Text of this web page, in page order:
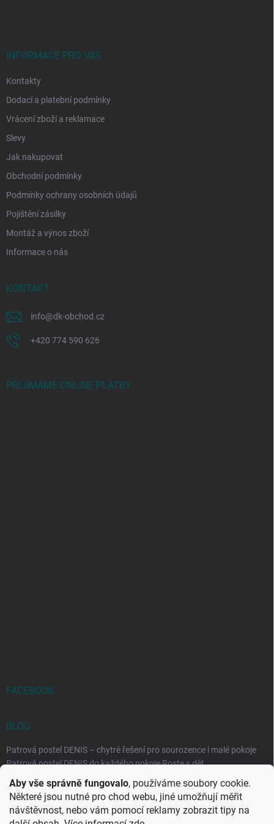
Aby vše správně fungovalo, používáme soubory cookie.
Některé jsou nutné pro chod webu, jiné umožňují měřit
návštěvnost, nebo vám pomocí reklamy zobrazit tipy na
INFORMACE PRO VÁS
Kontakty
Dodací a platební podmínky
Vrácení zboží a reklamace
Slevy
Jak nakupovat
Obchodní podmínky
Podmínky ochrany osobních údajů
Pojištění zásilky
Montáž a výnos zboží
Informace o nás
KONTAKT
info@dk-obchod.cz
+420 774 590 626
PŘIJÍMÁME ONLINE PLATBY
FACEBOOK
BLOG
Patrová postel DENIS – chytré řešení pro sourozence i malé pokoje
Patrová postel DENIS do každého pokoje Roste s dět...
Rozkládací postele RELAX – ideální řešení pro malé prostory i
každodenní spaní
Rozkládací postel, která se přizpůsobí vašemu živo...